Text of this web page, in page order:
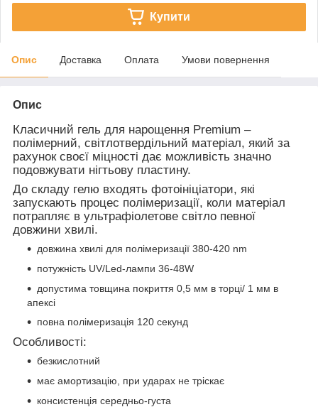
Купити
Опис Доставка Оплата Умови повернення
Опис
Класичний гель для нарощення Premium –
полімерний, світлотвердільний матеріал, який за
рахунок своєї міцності дає можливість значно
подовжувати нігтьову пластину.
До складу гелю входять фотоініціатори, які
запускають процес полімеризації, коли матеріал
потрапляє в ультрафіолетове світло певної
довжини хвилі.
довжина хвилі для полімеризації 380-420 nm
потужність UV/Led-лампи 36-48W
допустима товщина покриття 0,5 мм в торці/ 1 мм в
апексі
повна полімеризація 120 секунд
Особливості:
безкислотний
має амортизацію, при ударах не тріскає
консистенція середньо-густа